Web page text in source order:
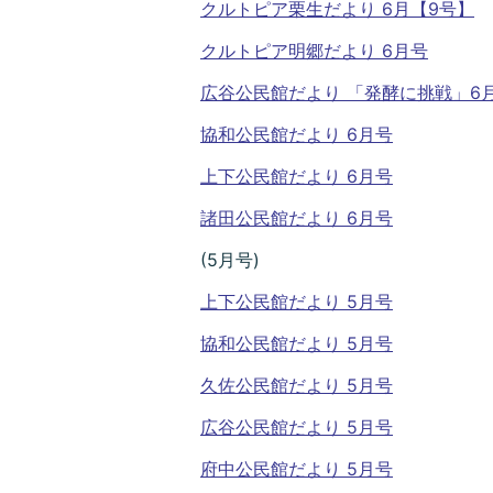
クルトピア栗生だより 6月【9号】
クルトピア明郷だより 6月号
広谷公民館だより 「発酵に挑戦」6
協和公民館だより 6月号
上下公民館だより 6月号
諸田公民館だより 6月号
(5月号)
上下公民館だより 5月号
協和公民館だより 5月号
久佐公民館だより 5月号
広谷公民館だより 5月号
府中公民館だより 5月号